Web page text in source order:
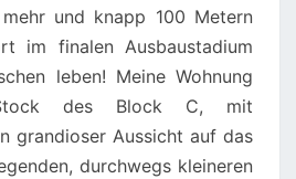
und knapp 100 Metern
im finalen Ausbaustadium
leben! Meine Wohnung
des Block C, mit
grandioser Aussicht auf das
durchwegs kleineren